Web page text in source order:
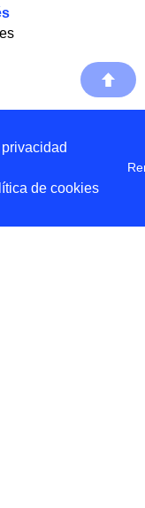
de cookies